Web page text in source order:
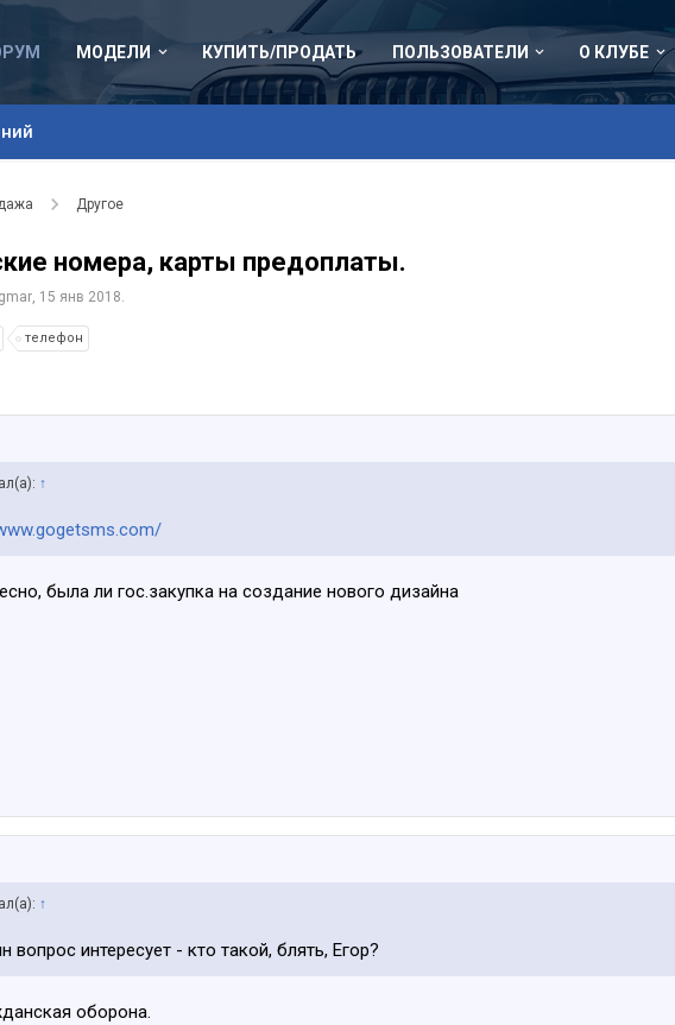
МОДЕЛИ КУПИТЬ/ПРОДАТЬ ПОЛЬЗОВАТЕЛИ О КЛУБЕ
Другое
номера, карты предоплаты.
, 15 янв 2018.
телефон
↑
была ли гос.закупка на создание нового дизайна
↑
вопрос интересует - кто такой, блять, Егор?
оборона.